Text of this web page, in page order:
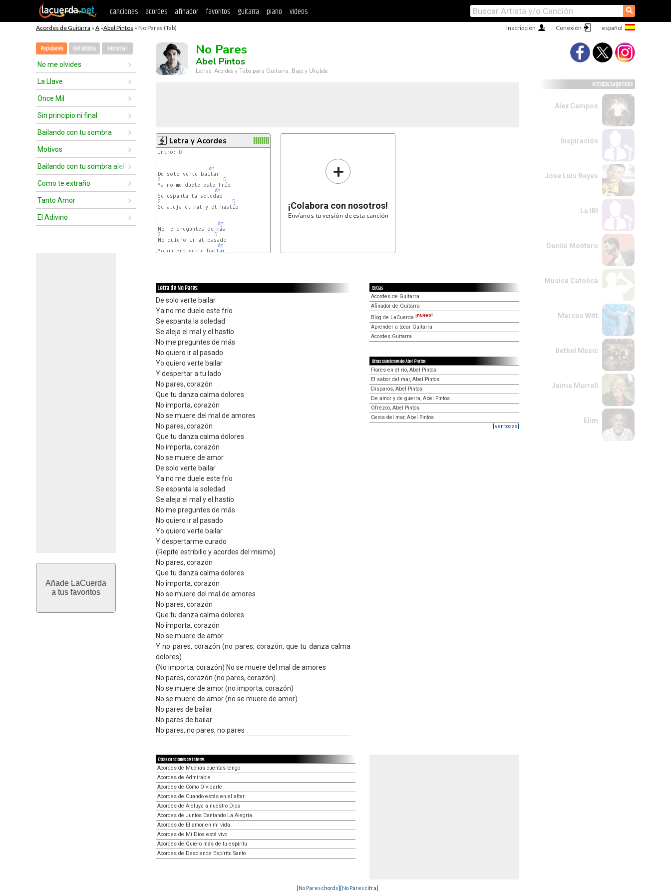
canciones acordes afinador favoritos guitarra piano videos ⚲
Acordes de Guitarra » A »Abel Pintos » No Pares (Tab) Conexión
Inscripción
Populares del Artista Historial
No me olvides
La Llave
Once Mil
Sin principio ni final
Bailando con tu sombra
Motivos
Bailando con tu sombra alelí
Como te extraño
Tanto Amor
El Adivino
Añade LaCuerda
a tus favoritos
No Pares
Abel Pintos
Letras, Acordes y Tabs para Guitarra, Bajo y Ukulele
Letra y Acordes
Intro: D
Am
G
D
Ya no me duele este frío
Am
G
D
Se aleja el mal y el hastío
Am
G
D
No quiero ir al pasado
Am
+
¡Colabora con nosotros!
Envíanos tu versión de esta canción
Letra de No Pares
De solo verte bailar
Ya no me duele este frío
Se espanta la soledad
Se aleja el mal y el hastío
No me preguntes de más
No quiero ir al pasado
Yo quiero verte bailar
Y despertar a tu lado
No pares, corazón
Que tu danza calma dolores
No importa, corazón
No se muere del mal de amores
No pares, corazón
Que tu danza calma dolores
No importa, corazón
No se muere de amor
De solo verte bailar
Ya no me duele este frío
Se espanta la soledad
Se aleja el mal y el hastío
No me preguntes de más
No quiero ir al pasado
Yo quiero verte bailar
Y despertarme curado
(Repite estribillo y acordes del mismo)
No pares, corazón
Que tu danza calma dolores
No importa, corazón
No se muere del mal de amores
No pares, corazón
Que tu danza calma dolores
No importa, corazón
No se muere de amor
Y no pares, corazón (no pares, corazón, que tu danza calma
dolores)
(No importa, corazón) No se muere del mal de amores
No pares, corazón (no pares, corazón)
No se muere de amor (no importa, corazón)
No se muere de amor (no se muere de amor)
No pares de bailar
No pares de bailar
No pares, no pares, no pares
Extras
Acordes de Guitarra
Afinador de Guitarra
Blog de LaCuerda ¡nuevo!
Aprender a tocar Guitarra
Acordes Guitarra
Otras canciones de Abel Pintos
Flores en el río, Abel Pintos
El sabor del mar, Abel Pintos
Disparos, Abel Pintos
De amor y de guerra, Abel Pintos
Ofrezco, Abel Pintos
Cerca del mar, Abel Pintos
[ver todas]
Otras canciones de interés
Acordes de Muchas cuentas tengo
Acordes de Admirable
Acordes de Cómo Olvidarte
Acordes de Cuando estás en el altar
Acordes de Aleluya a nuestro Dios
Acordes de Juntos Cantando La Alegría
Acordes de El amor en mi vida
Acordes de Mi Dios está vivo
Acordes de Quiero más de tu espíritu
Acordes de Desciende Espíritu Santo
[No Pares chords][No Pares cifra]
Artistas Sugeridos
Alex Campos
Inspiración
Jose Luis Reyes
La IBI
Danilo Montero
Música Católica
Marcos Witt
Bethel Music
Jaime Murrell
Elim